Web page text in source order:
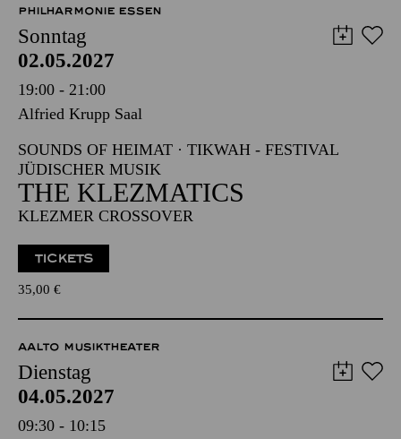
Die Anmeldung ist personengebunden und nicht übertragbar.
PHILHARMONIE ESSEN
Sonntag
02.05.2027
19:00 - 21:00
Alfried Krupp Saal
SOUNDS OF HEIMAT · TIKWAH - FESTIVAL
JÜDISCHER MUSIK
THE KLEZMATICS
KLEZMER CROSSOVER
35,00€
AALTO MUSIKTHEATER
Dienstag